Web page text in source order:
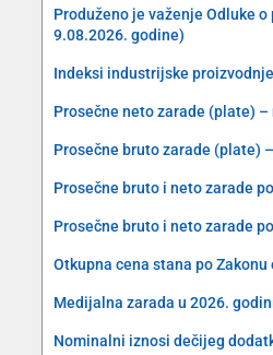
Produženo je važenje Odluke
9.08.2026. godine)
Indeksi industrijske
Prosečne neto zarade (plate)
Prosečne bruto zarade (plate)
Prosečne bruto i neto zarade
Prosečne bruto i neto zarade
Otkupna cena stana po
Medijalna zarada u 2026.
Nominalni iznosi dečijeg